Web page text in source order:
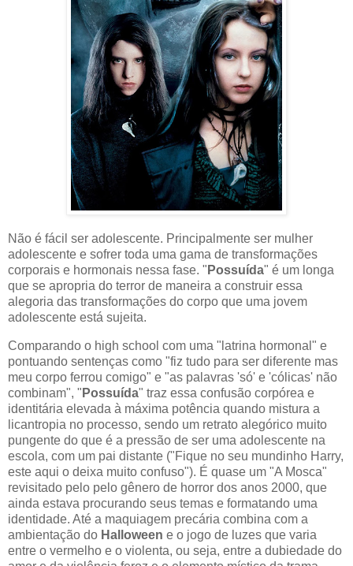
Não é fácil ser adolescente. Principalmente ser mulher
adolescente e sofrer toda uma gama de transformações
corporais e hormonais nessa fase. " Possuída" é um longa
que se apropria do terror de maneira a construir essa
alegoria das transformações do corpo que uma jovem
adolescente está sujeita.
Comparando o high school com uma "latrina hormonal" e
pontuando sentenças como "fiz tudo para ser diferente mas
meu corpo ferrou comigo" e "as palavras 'só' e 'cólicas' não
combinam", " Possuída" traz essa confusão corpórea e
identitária elevada à máxima potência quando mistura a
licantropia no processo, sendo um retrato alegórico muito
pungente do que é a pressão de ser uma adolescente na
escola, com um pai distante ("Fique no seu mundinho Harry,
este aqui o deixa muito confuso"). É quase um "A Mosca"
revisitado pelo pelo gênero de horror dos anos 2000, que
ainda estava procurando seus temas e formatando uma
identidade. Até a maquiagem precária combina com a
ambientação do Halloween e o jogo de luzes que varia
entre o vermelho e o violenta, ou seja, entre a dubiedade do